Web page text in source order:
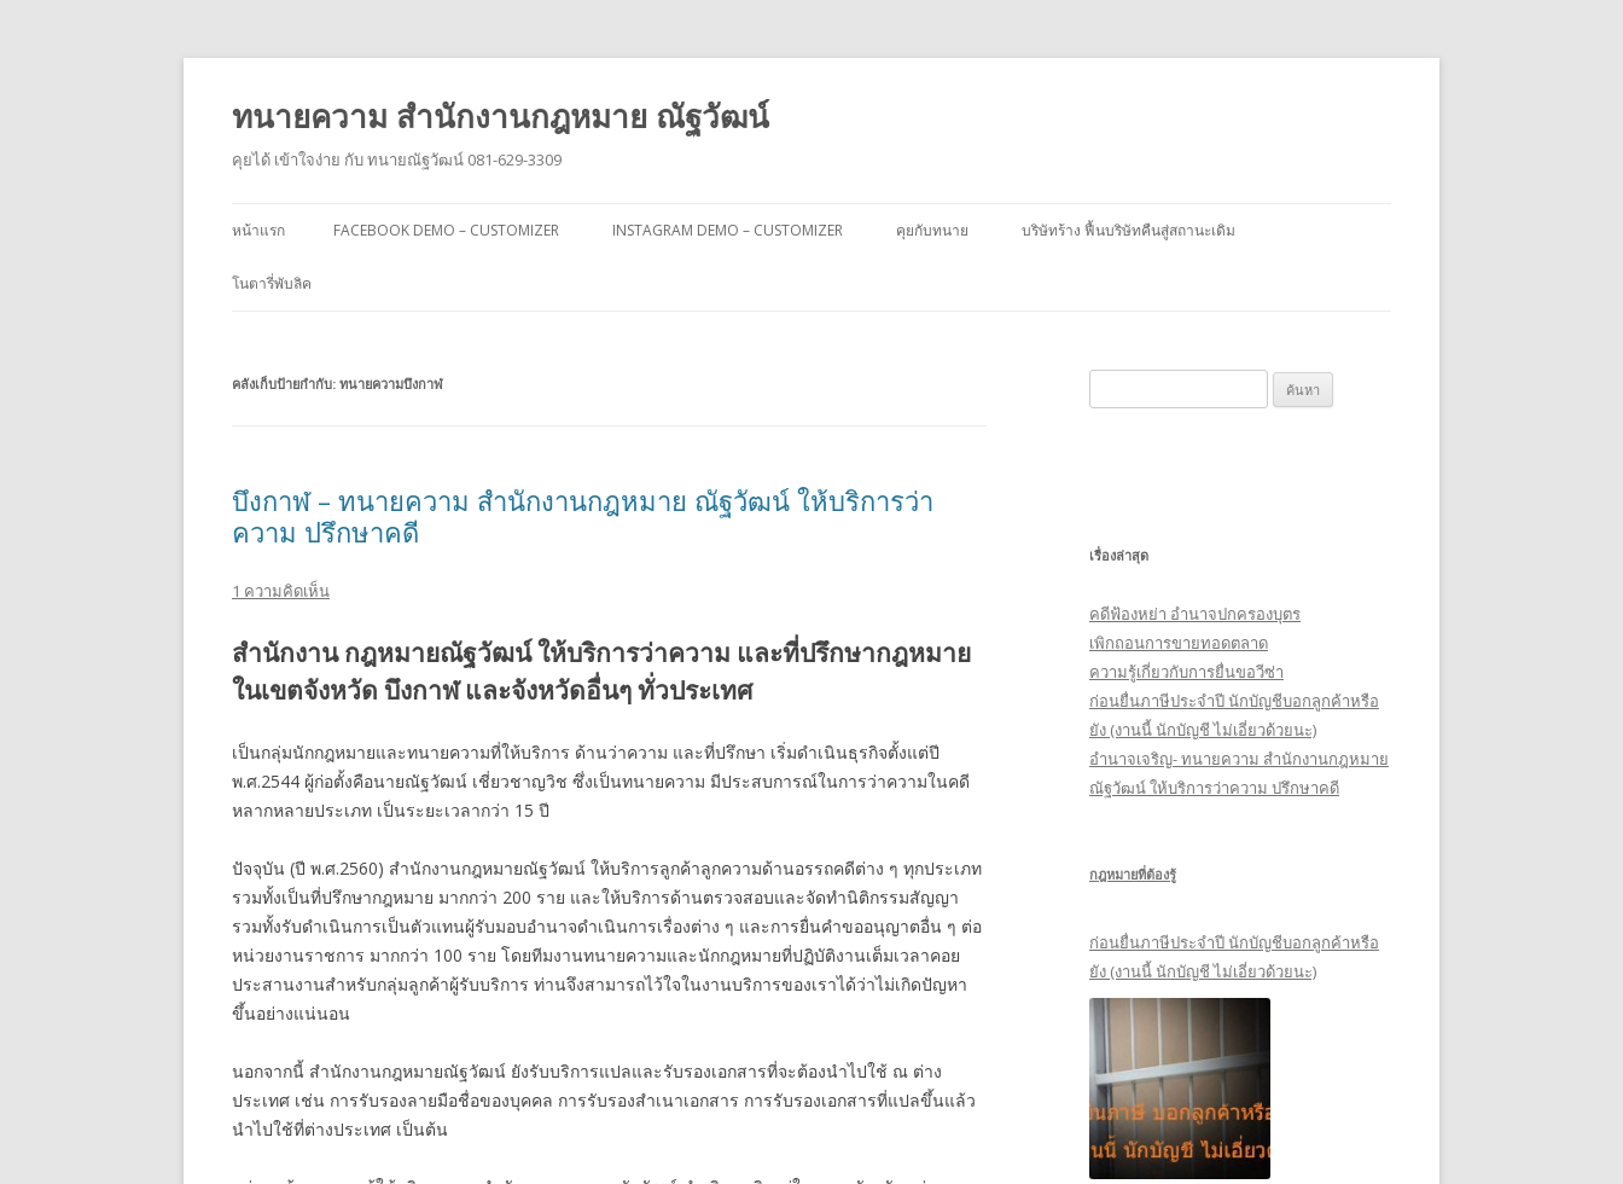
ทนายความ สำนักงานกฎหมาย ณัฐวัฒน์
คุยได้ เข้าใจง่าย กับ ทนายณัฐวัฒน์ 081-629-3309
ไป
หน้าแรก FACEBOOK DEMO – CUSTOMIZER INSTAGRAM DEMO – CUSTOMIZER คุยกับทนาย บริษัทร้าง ฟื้นบริษัทคืนสู่สถานะเดิม
โนตารี่พับลิค
คลังเก็บป้ายกำกับ: ทนายความบึงกาฬ
บึงกาฬ – ทนายความ สำนักงานกฎหมาย ณัฐวัฒน์ ให้บริการว่า
ความ ปรึกษาคดี
1 ความคิดเห็น
สำนักงาน กฎหมายณัฐวัฒน์ ให้บริการว่าความ และที่ปรึกษากฎหมาย
ในเขตจังหวัด บึงกาฬ และจังหวัดอื่นๆ ทั่วประเทศ
เป็นกลุ่มนักกฎหมายและทนายความที่ให้บริการ ด้านว่าความ และที่ปรึกษา เริ่มดำเนินธุรกิจตั้งแต่ปี
พ.ศ.2544 ผู้ก่อตั้งคือนายณัฐวัฒน์ เชี่ยวชาญวิช ซึ่งเป็นทนายความ มีประสบการณ์ในการว่าความในคดี
หลากหลายประเภท เป็นระยะเวลากว่า 15 ปี
ปัจจุบัน (ปี พ.ศ.2560) สำนักงานกฎหมายณัฐวัฒน์ ให้บริการลูกค้าลูกความด้านอรรถคดีต่าง ๆ ทุกประเภท
รวมทั้งเป็นที่ปรึกษากฎหมาย มากกว่า 200 ราย และให้บริการด้านตรวจสอบและจัดทำนิติกรรมสัญญา
รวมทั้งรับดำเนินการเป็นตัวแทนผู้รับมอบอำนาจดำเนินการเรื่องต่าง ๆ และการยื่นคำขออนุญาตอื่น ๆ ต่อ
หน่วยงานราชการ มากกว่า 100 ราย โดยทีมงานทนายความและนักกฎหมายที่ปฏิบัติงานเต็มเวลาคอย
ประสานงานสำหรับกลุ่มลูกค้าผู้รับบริการ ท่านจึงสามารถไว้ใจในงานบริการของเราได้ว่าไม่เกิดปัญหา
ขึ้นอย่างแน่นอน
นอกจากนี้ สำนักงานกฎหมายณัฐวัฒน์ ยังรับบริการแปลและรับรองเอกสารที่จะต้องนำไปใช้ ณ ต่าง
ประเทศ เช่น การรับรองลายมือชื่อของบุคคล การรับรองสำเนาเอกสาร การรับรองเอกสารที่แปลขึ้นแล้ว
นำไปใช้ที่ต่างประเทศ เป็นต้น
น
รั
:
เรื่องล่าสุด
คดีฟ้องหย่า อำนาจปกครองบุตร
เพิกถอนการขายทอดตลาด
ความรู้เกี่ยวกับการยื่นขอวีซ่า
ก่อนยื่นภาษีประจำปี นักบัญชีบอกลูกค้าหรือ
ยัง (งานนี้ นักบัญชี ไม่เอี่ยวด้วยนะ)
อำนาจเจริญ- ทนายความ สำนักงานกฎหมาย
ณัฐวัฒน์ ให้บริการว่าความ ปรึกษาคดี
กฎหมายที่ต้องรู้
ก่อนยื่นภาษีประจำปี นักบัญชีบอกลูกค้าหรือ
ยัง (งานนี้ นักบัญชี ไม่เอี่ยวด้วยนะ)